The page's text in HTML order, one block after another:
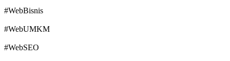
#WebBisnis
#WebUMKM
#WebSEO